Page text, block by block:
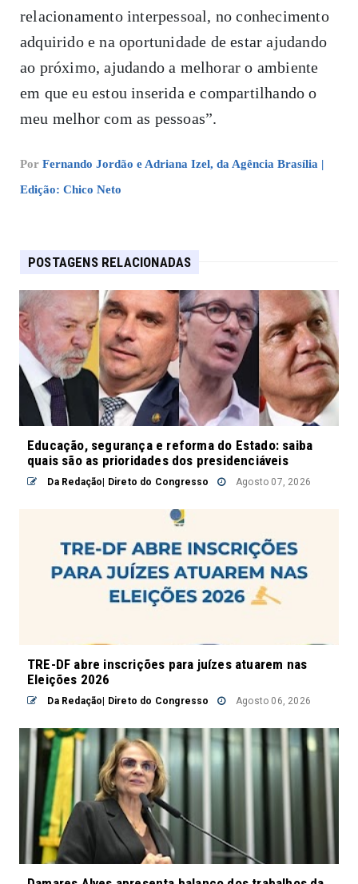
relacionamento interpessoal, no conhecimento
adquirido e na oportunidade de estar ajudando
ao próximo, ajudando a melhorar o ambiente
em que eu estou inserida e compartilhando o
meu melhor com as pessoas”.
Por Fernando Jordão e Adriana Izel, da Agência Brasília |
Edição: Chico Neto
POSTAGENS RELACIONADAS
Educação, segurança e reforma do Estado: saiba
quais são as prioridades dos presidenciáveis
Da Redação| Direto do Congresso Agosto 07, 2026
TRE-DF abre inscrições para juízes atuarem nas
Eleições 2026
Da Redação| Direto do Congresso Agosto 06, 2026